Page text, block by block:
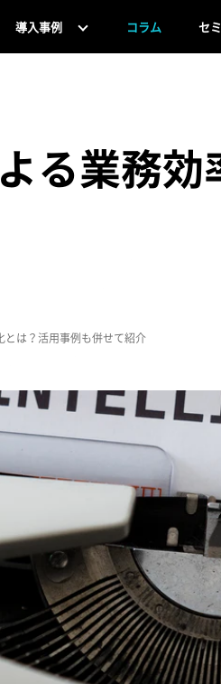
導入事例 コラム セ
る業務
とは？活用事例も併せて紹介